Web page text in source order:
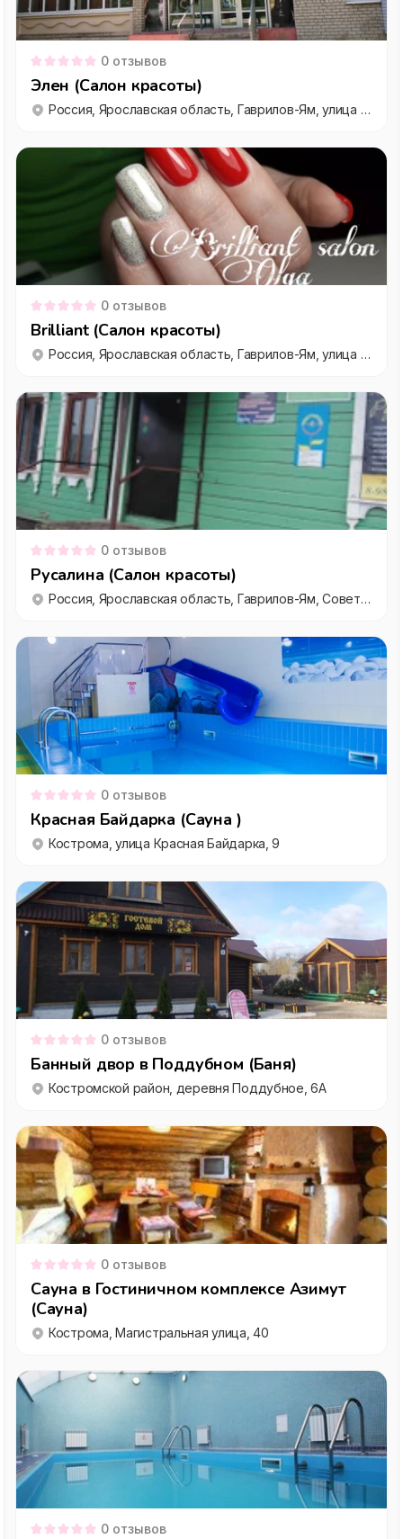
0 отзывов
Элен (Салон красоты)
Россия, Ярославская область, Гаврилов-Ям, улица Кирова, 10
0 отзывов
Brilliant (Салон красоты)
Россия, Ярославская область, Гаврилов-Ям, улица Чапаева, 25
0 отзывов
Русалина (Салон красоты)
Россия, Ярославская область, Гаврилов-Ям, Советская улица, 37
0 отзывов
Красная Байдарка (Сауна )
Кострома, улица Красная Байдарка, 9
0 отзывов
Банный двор в Поддубном (Баня)
Костромской район, деревня Поддубное, 6А
0 отзывов
Сауна в Гостиничном комплексе Азимут
(Сауна)
Кострома, Магистральная улица, 40
0 отзывов